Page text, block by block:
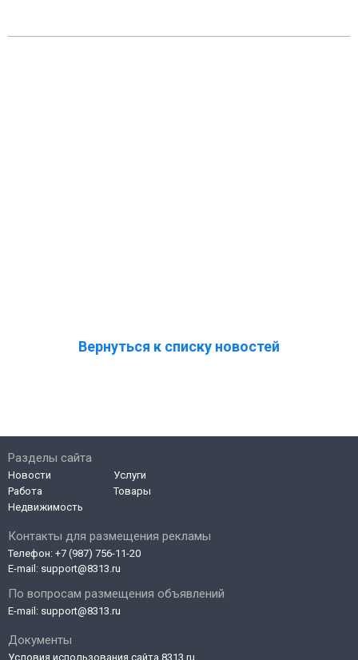
Вернуться к списку новостей
Контакты для размещения рекламы
Телефон: +7 (987) 756-11-20
E-mail: support@8313.ru
По вопросам размещения объявлений
E-mail: support@8313.ru
Документы
Условия использования сайта 8313.ru
Разделы сайта
Новости
Работа
Недвижимость
Услуги
Товары